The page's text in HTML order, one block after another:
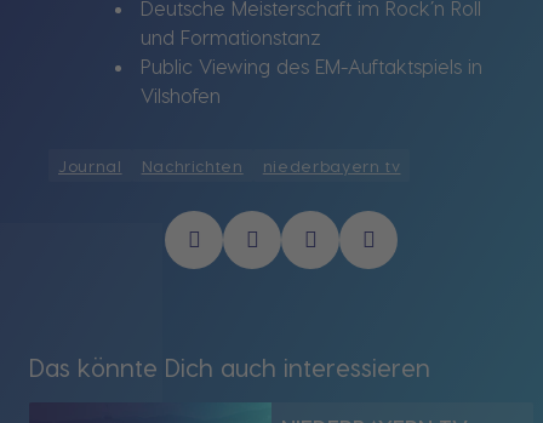
Deutsche Meisterschaft im Rock’n Roll
und Formationstanz
Public Viewing des EM-Auftaktspiels in
Vilshofen
Journal Nachrichten niederbayern tv
Das könnte Dich auch interessieren